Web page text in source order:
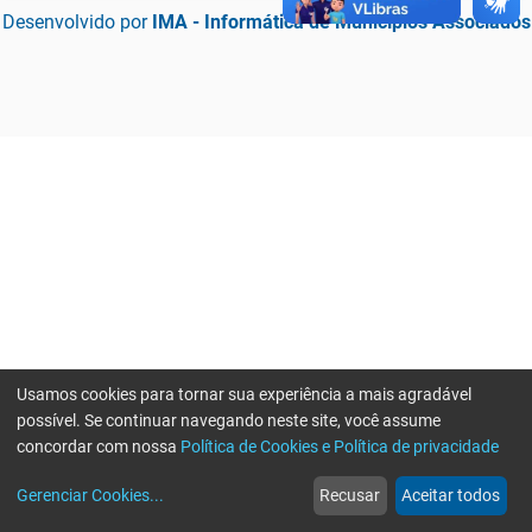
Desenvolvido por IMA - Informática de Municípios Associados
web
Notícias
more_horiz
Mais
Usamos cookies para tornar sua experiência a mais agradável
possível. Se continuar navegando neste site, você assume
concordar com nossa Política de Cookies e Política de privacidade
Gerenciar Cookies... Recusar Aceitar todos
Erro ao enviar informações, por favor tente novamente